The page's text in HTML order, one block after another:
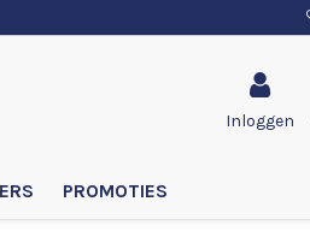
Inloggen
PROMOTIES